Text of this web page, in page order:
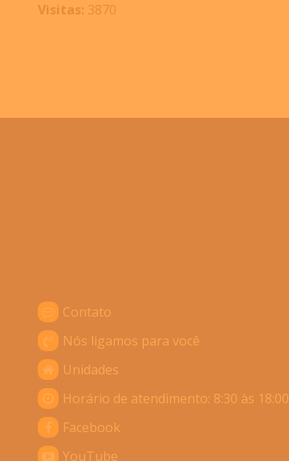
Visitas: 3870
Contato
Nós ligamos para você
Unidades
Horário de atendimento: 8:30 às 18:00
Facebook
YouTube